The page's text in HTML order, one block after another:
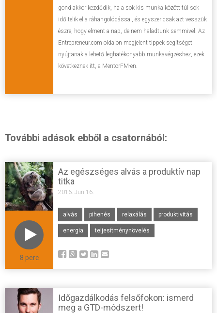
gond akkor kezdődik, ha a sok kis munka között túl sok
idő telik el a ráhangolódással, és egyszer csak azt vesszük
észre, hogy elment a nap, de nem haladtunk semmivel. Az
Entrepreneur.com oldalon megjelent tippek segítséget
nyújtanak a lehető leghatékonyabb munkavégzéshez, ezek
következnek itt, a MentorFM-en.
További adások ebből a csatornából:
8 perc
Az egészséges alvás a produktív nap
titka
2016. Jun 16.
alvás pihenés relaxálás produktivitás
energia teljesítménynövelés
Időgazdálkodás felsőfokon: ismerd
meg a GTD-módszert!